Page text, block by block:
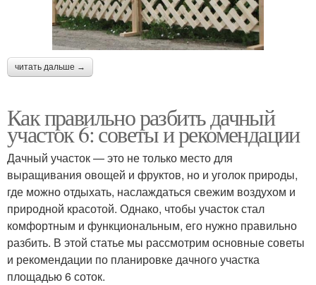
читать дальше →
Как правильно разбить дачный
участок 6: советы и рекомендации
Дачный участок — это не только место для
выращивания овощей и фруктов, но и уголок природы,
где можно отдыхать, наслаждаться свежим воздухом и
природной красотой. Однако, чтобы участок стал
комфортным и функциональным, его нужно правильно
разбить. В этой статье мы рассмотрим основные советы
и рекомендации по планировке дачного участка
площадью 6 соток.